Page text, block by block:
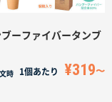
ブーファイバータンブ
時 1個あたり ¥319